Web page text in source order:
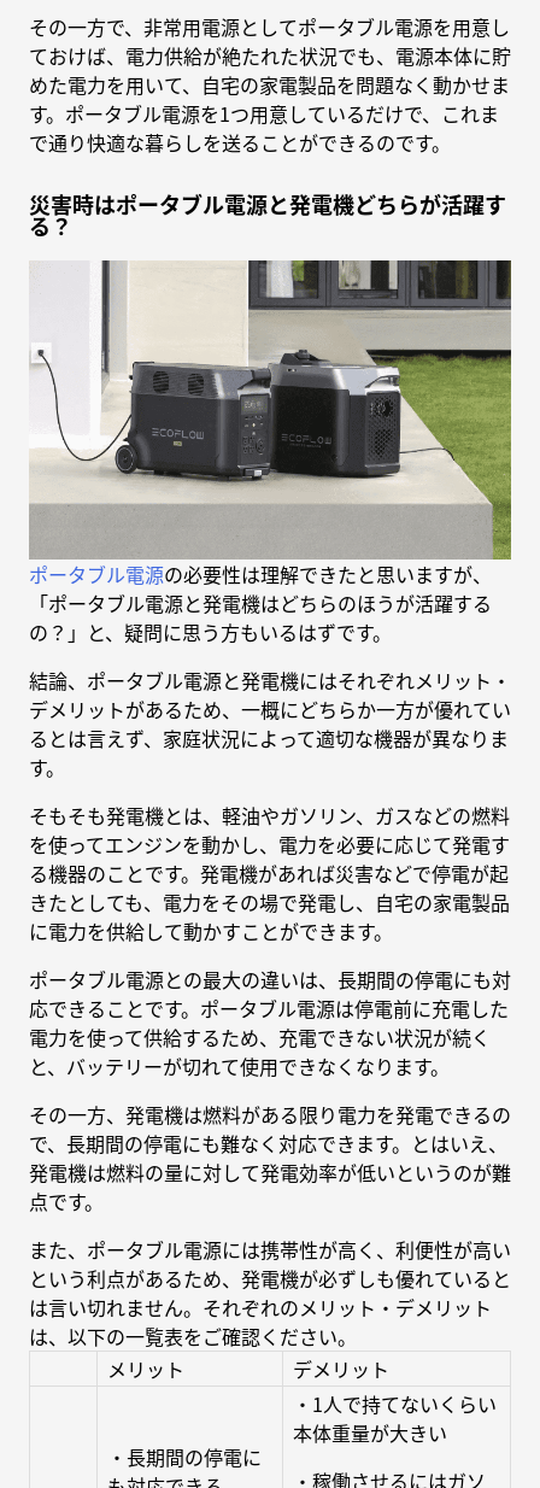
その一方で、非常用電源としてポータブル電源を用意し
ておけば、電力供給が絶たれた状況でも、電源本体に貯
めた電力を用いて、自宅の家電製品を問題なく動かせま
す。ポータブル電源を1つ用意しているだけで、これま
で通り快適な暮らしを送ることができるのです。
災害時はポータブル電源と発電機どちらが活躍す
る？
ポータブル電源の必要性は理解できたと思いますが、
「ポータブル電源と発電機はどちらのほうが活躍する
の？」と、疑問に思う方もいるはずです。
結論、ポータブル電源と発電機にはそれぞれメリット・
デメリットがあるため、一概にどちらか一方が優れてい
るとは言えず、家庭状況によって適切な機器が異なりま
す。
そもそも発電機とは、軽油やガソリン、ガスなどの燃料
を使ってエンジンを動かし、電力を必要に応じて発電す
る機器のことです。発電機があれば災害などで停電が起
きたとしても、電力をその場で発電し、自宅の家電製品
に電力を供給して動かすことができます。
ポータブル電源との最大の違いは、長期間の停電にも対
応できることです。ポータブル電源は停電前に充電した
電力を使って供給するため、充電できない状況が続く
と、バッテリーが切れて使用できなくなります。
その一方、発電機は燃料がある限り電力を発電できるの
で、長期間の停電にも難なく対応できます。とはいえ、
発電機は燃料の量に対して発電効率が低いというのが難
点です。
また、ポータブル電源には携帯性が高く、利便性が高い
という利点があるため、発電機が必ずしも優れていると
は言い切れません。それぞれのメリット・デメリット
は、以下の一覧表をご確認ください。
メリット
デメリット
・長期間の停電に
・1人で持てないくらい
本体重量が大きい
・稼働させるにはガソ